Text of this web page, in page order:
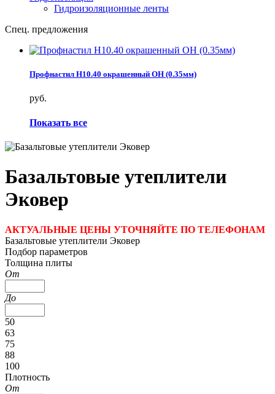
Гидроизоляционные ленты
Спец. предложения
Профнастил Н10.40 окрашенный ОН (0.35мм)
руб.
Показать все
Базальтовые утеплители
Эковер
АКТУАЛЬНЫЕ ЦЕНЫ УТОЧНЯЙТЕ ПО ТЕЛЕФОНАМ
Базальтовые утеплители Эковер
Подбор параметров
Толщина плиты
От
До
50
63
75
88
100
Плотность
От